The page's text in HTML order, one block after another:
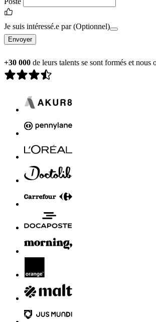
Je suis intéressé.e par(Optionnel)
Envoyer
+30 000 de leurs talents se sont formés et nous